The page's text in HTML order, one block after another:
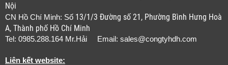
Nội
CN Hồ Chí Minh: Số 13/1/3 Đường số 21, Phường Bình Hưng Hoà
A, Thành phố Hồ Chí Minh
Tel: 0985.288.164 Mr.Hải Email: sales@congtyhdh.com
Liên kết website: